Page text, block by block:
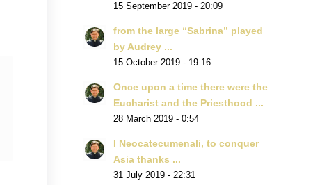
15 September 2019 - 20:09
from the large “Sabrina” played
by Audrey ...
15 October 2019 - 19:16
Once upon a time there were the
Eucharist and the Priesthood ...
28 March 2019 - 0:54
I Neocatecumenali, to conquer
Asia thanks ...
31 July 2019 - 22:31